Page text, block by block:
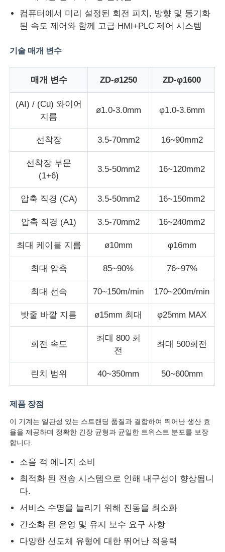
공장 투어
연락처
견적 요청
진압 생산 라인
와이어 압출 라인
이중 트위스트 스트랜딩 머신
기갑 기계
포장기
케이블링 머신
페어 트위스트 머신
와이어 부설 기계
되감기 기계
컴퓨터에서 미리 설정된 회전 피치, 방향 및 동기화
된 속도 제어와 함께 고급 HMI+PLC 제어 시스템
기술 매개 변수
매개 변수 ZD-ø1250 ZD-φ1600
(AI) / (Cu) 와이어
지름
ø1.0-3.0mm φ1.0-3.6mm
선착장 3.5-70mm2 16~90mm2
선착장 부문
(1+6)
3.5-50mm2 16~120mm2
압축 직경 (CA) 3.5-50mm2 16~150mm2
압축 직경 (A1) 3.5-70mm2 16~240mm2
최대 케이블 지름 ø10mm φ16mm
최대 압축 85~90% 76~97%
최대 선속 70~150m/min 170~200m/min
밧줄 바깥 지름 ø15mm 최대 φ25mm MAX
회전 속도
최대 800 회
전
최대 500회전
린치 범위 40~350mm 50~600mm
제품 장점
이 기계는 일관성 있는 스트랜딩 품질과 결합하여 뛰어난 생산 효
율을 제공하며 정확한 긴장 균형과 균일한 트위스트 분포를 보장
합니다.
소음 적 에너지 소비
최적화 된 전송 시스템으로 인해 내구성이 향상됩니
다.
서비스 수명을 늘리기 위해 진동을 최소화
간소화 된 운영 및 유지 보수 요구 사항
다양한 선도체 유형에 대한 뛰어난 적응력